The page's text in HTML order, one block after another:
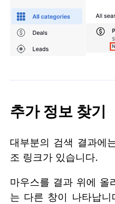
추가 정보 찾기
대부분의 검색 결과에
조 링크가 있습니다.
마우스를 결과 위에 올
는 다른 창이 나타납